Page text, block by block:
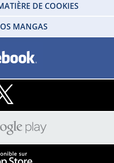
DE COOKIES
MANGAS